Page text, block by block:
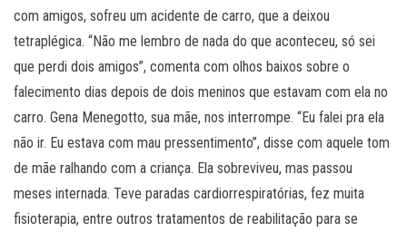
com amigos, sofreu um acidente de carro, que a deixou
tetraplégica. “Não me lembro de nada do que aconteceu, só sei
que perdi dois amigos”, comenta com olhos baixos sobre o
falecimento dias depois de dois meninos que estavam com ela no
carro. Gena Menegotto, sua mãe, nos interrompe. “Eu falei pra ela
não ir. Eu estava com mau pressentimento”, disse com aquele tom
de mãe ralhando com a criança. Ela sobreviveu, mas passou
meses internada. Teve paradas cardiorrespiratórias, fez muita
fisioterapia, entre outros tratamentos de reabilitação para se